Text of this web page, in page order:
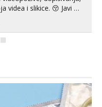
i slikice. 😚 Javi mi
+385 91 723 0045